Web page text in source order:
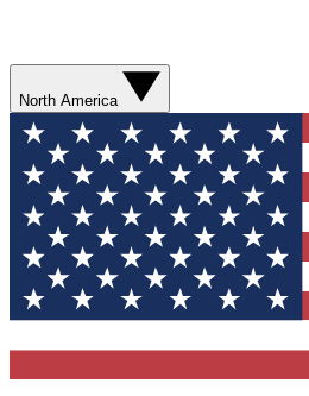
North America